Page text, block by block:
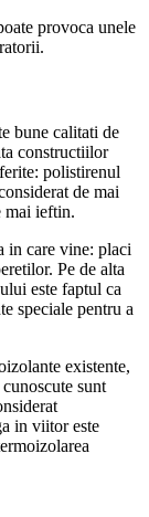
provoca unele
bune calitati de
constructiilor
polistirenul
de mai
mai ieftin.
in care vine: placi
Pe de alta
este faptul ca
speciale pentru a
existente,
sunt
in viitor este